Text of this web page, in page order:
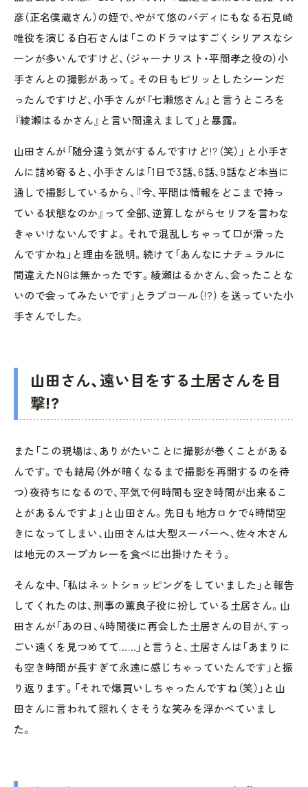
彦（正名僕蔵さん）の姪で、やがて悠のバディにもなる石見崎
唯役を演じる白石さんは「このドラマはすごくシリアスなシ
ーンが多いんですけど、（ジャーナリスト・平間孝之役の）小
手さんとの撮影があって。その日もピリッとしたシーンだ
ったんですけど、小手さんが『七瀬悠さん』と言うところを
『綾瀬はるかさん』と言い間違えまして」と暴露。
山田さんが「随分違う気がするんですけど!?（笑）」 と小手さ
んに詰め寄ると、小手さんは「1日で3話、6話、9話など本当に
通しで撮影しているから、『今、平間は情報をどこまで持っ
ている状態なのか』って全部、逆算しながらセリフを言わな
きゃいけないんですよ。それで混乱しちゃって口が滑った
んですかね」と理由を説明。続けて「あんなにナチュラルに
間違えたNGは無かったです。綾瀬はるかさん、会ったことな
いので会ってみたいです」とラブコール（!?） を送っていた小
手さんでした。
山田さん、遠い目をする土居さんを目
撃!?
また「この現場は、ありがたいことに撮影が巻くことがある
んです。でも結局（外が暗くなるまで撮影を再開するのを待
つ）夜待ちになるので、平気で何時間も空き時間が出来るこ
とがあるんですよ」と山田さん。先日も地方ロケで4時間空
きになってしまい、山田さんは大型スーパーへ、佐々木さん
は地元のスープカレーを食べに出掛けたそう。
そんな中、「私はネットショッピングをしていました」と報告
してくれたのは、刑事の薫良子役に扮している土居さん。山
田さんが「あの日、4時間後に再会した土居さんの目が、すっ
ごい遠くを見つめてて……」と言うと、土居さんは「あまりに
も空き時間が長すぎて永遠に感じちゃっていたんです」と振
り返ります。「それで爆買いしちゃったんですね（笑）」と山
田さんに言われて照れくさそうな笑みを浮かべていまし
た。